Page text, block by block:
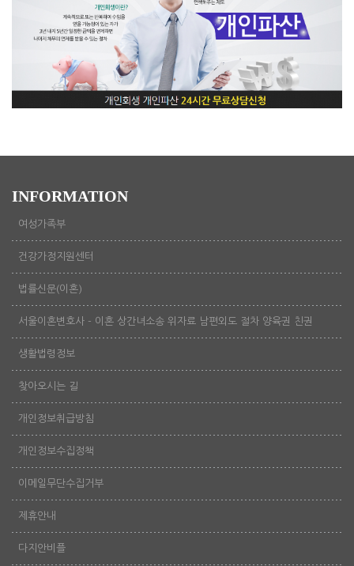
INFORMATION
여성가족부
건강가정지원센터
법률신문(이혼)
서울이혼변호사 - 이혼 상간녀소송 위자료 남편외도 절차 양육권 친권
생활법령정보
찾아오시는 길
개인정보취급방침
개인정보수집정책
이메일무단수집거부
제휴안내
다지안비플